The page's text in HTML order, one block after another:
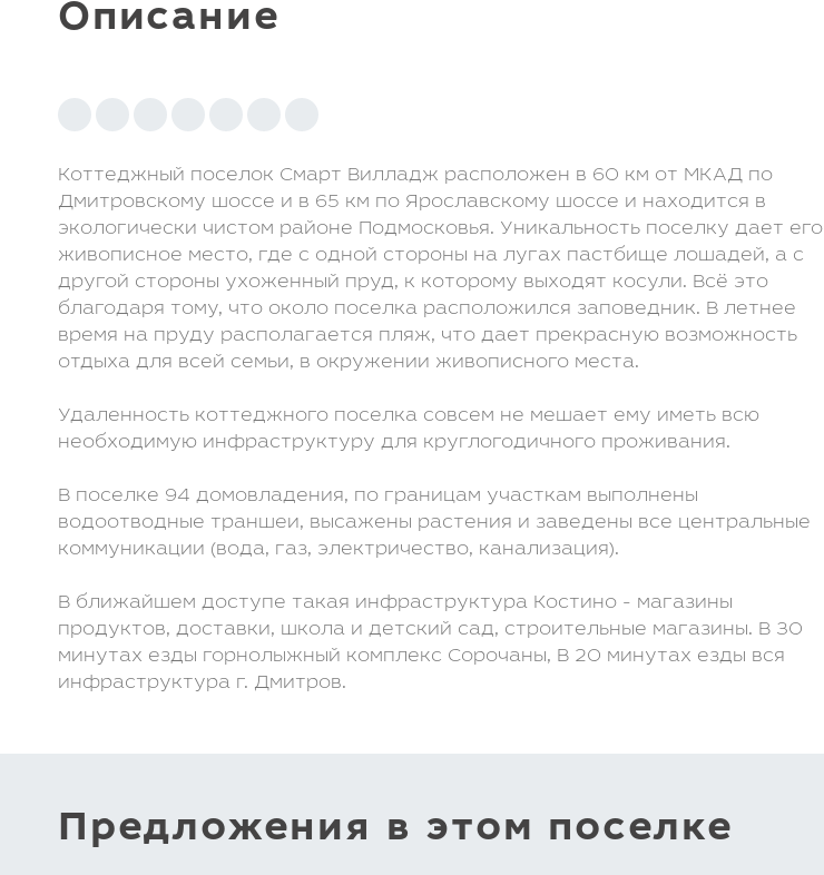
Описание
Коттеджный поселок Смарт Вилладж расположен в 60 км от МКАД по
Дмитровскому шоссе и в 65 км по Ярославскому шоссе и находится в
экологически чистом районе Подмосковья. Уникальность поселку дает его
живописное место, где с одной стороны на лугах пастбище лошадей, а с
другой стороны ухоженный пруд, к которому выходят косули. Всё это
благодаря тому, что около поселка расположился заповедник. В летнее
время на пруду располагается пляж, что дает прекрасную возможность
отдыха для всей семьи, в окружении живописного места.
Удаленность коттеджного поселка совсем не мешает ему иметь всю
необходимую инфраструктуру для круглогодичного проживания.
В поселке 94 домовладения, по границам участкам выполнены
водоотводные траншеи, высажены растения и заведены все центральные
коммуникации (вода, газ, электричество, канализация).
В ближайшем доступе такая инфраструктура Костино - магазины
продуктов, доставки, школа и детский сад, строительные магазины. В 30
минутах езды горнолыжный комплекс Сорочаны, В 20 минутах езды вся
инфраструктура г. Дмитров.
Предложения в этом поселке